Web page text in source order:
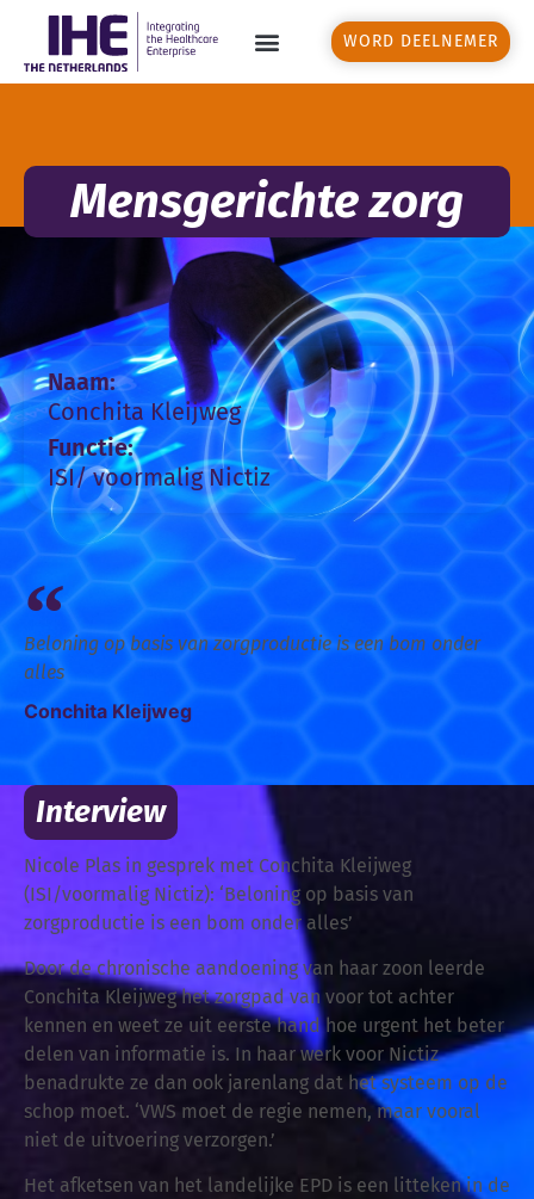
WORD DEELNEMER
Mensgerichte zorg
Naam:
Conchita Kleijweg
Functie:
ISI/ voormalig Nictiz
Beloning op basis van zorgproductie is een bom onder
alles
Conchita Kleijweg
Interview
Nicole Plas in gesprek met Conchita Kleijweg
(ISI/voormalig Nictiz): ‘Beloning op basis van
zorgproductie is een bom onder alles’
Door de chronische aandoening van haar zoon leerde
Conchita Kleijweg het zorgpad van voor tot achter
kennen en weet ze uit eerste hand hoe urgent het beter
delen van informatie is. In haar werk voor Nictiz
benadrukte ze dan ook jarenlang dat het systeem op de
schop moet. ‘VWS moet de regie nemen, maar vooral
niet de uitvoering verzorgen.’
Het afketsen van het landelijke EPD is een litteken in de